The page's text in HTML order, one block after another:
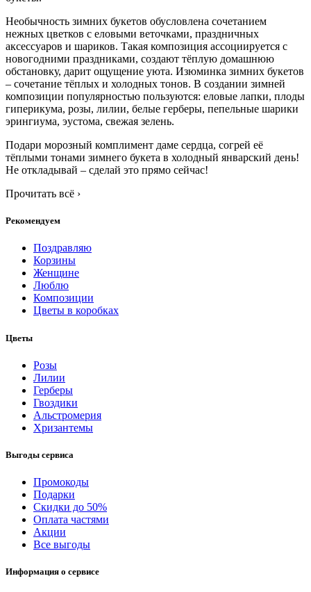
Необычность зимних букетов обусловлена сочетанием
нежных цветков с еловыми веточками, праздничных
аксессуаров и шариков. Такая композиция ассоциируется с
новогодними праздниками, создают тёплую домашнюю
обстановку, дарит ощущение уюта. Изюминка зимних букетов
– сочетание тёплых и холодных тонов. В создании зимней
композиции популярностью пользуются: еловые лапки, плоды
гиперикума, розы, лилии, белые герберы, пепельные шарики
эрингиума, эустома, свежая зелень.
Подари морозный комплимент даме сердца, согрей её
тёплыми тонами зимнего букета в холодный январский день!
Не откладывай – сделай это прямо сейчас!
Прочитать всё ›
Рекомендуем
Поздравляю
Корзины
Женщине
Люблю
Композиции
Цветы в коробках
Цветы
Розы
Лилии
Герберы
Гвоздики
Альстромерия
Хризантемы
Выгоды сервиса
Промокоды
Подарки
Скидки до 50%
Оплата частями
Акции
Все выгоды
Информация о сервисе